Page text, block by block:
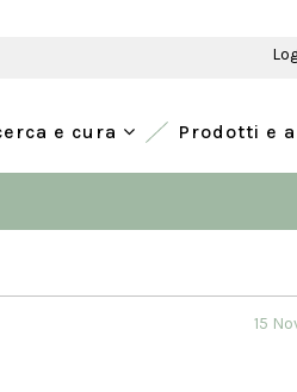
e cura Prodotti e
15